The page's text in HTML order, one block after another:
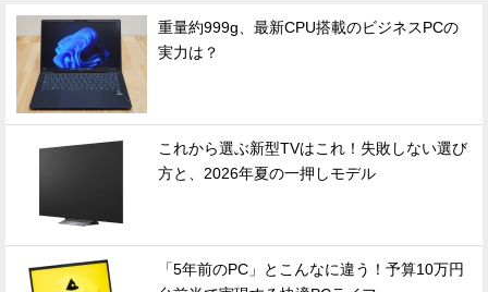
重量約999g、最新CPU搭載のビジネスPCの
実力は？
これから選ぶ新型TVはこれ！失敗しない選び
方と、2026年夏の一押しモデル
「5年前のPC」とこんなに違う！予算10万円